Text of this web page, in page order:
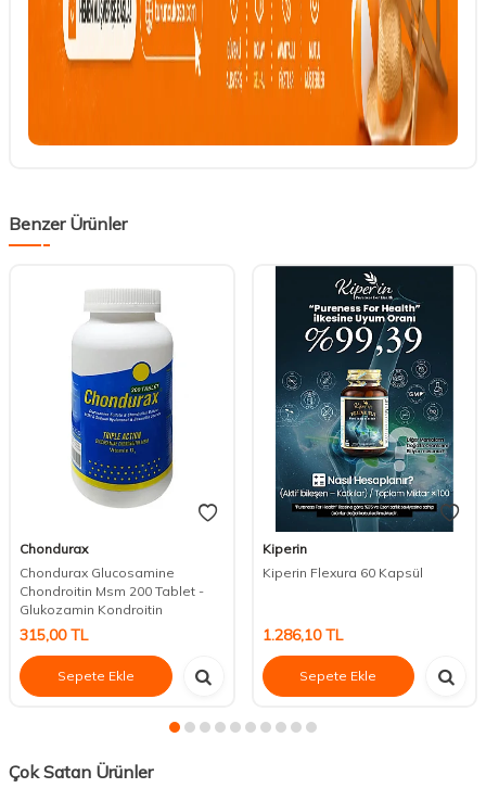
Benzer Ürünler
Chondurax
Chondurax Glucosamine
Chondroitin Msm 200 Tablet -
Glukozamin Kondroitin
315,00TL
Sepete Ekle
Kiperin
Kiperin Flexura 60 Kapsül
1.286,10TL
Sepete Ekle
Çok Satan Ürünler